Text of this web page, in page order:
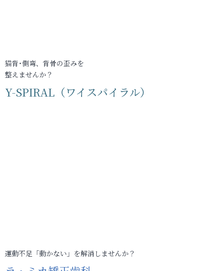
猫背･側弯、背骨の歪みを
整えませんか？
Y-SPIRAL（ワイスパイラル）
運動不足「動かない」を解消しませんか？